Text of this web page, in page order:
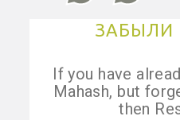
ЗАБЫЛИ
If you have
Mahash, but
then